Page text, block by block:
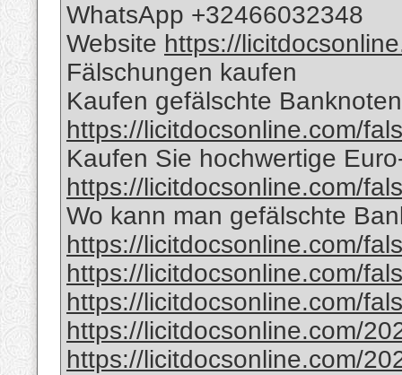
WhatsApp +32466032348
Website https://
Fälschungen kaufen
Kaufen gefälschte
https://licitdocsonline.com/
Kaufen Sie hochwertige
https://licitdocsonline.com/
Wo kann man gefälschte
https://licitdocsonline.com/
https://licitdocsonline.com/
https://licitdocsonline.com/
https://licitdocsonline.com/
https://licitdocsonline.com/